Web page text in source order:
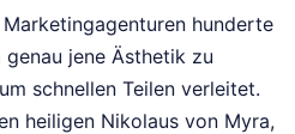
hunderte
jene Ästhetik zu
schnellen Teilen verleitet.
heiligen Nikolaus von Myra,